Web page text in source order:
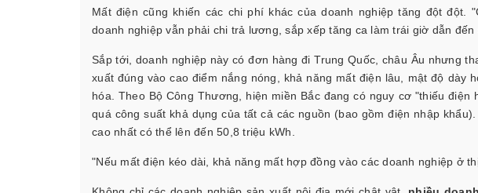
Mất điện cũng khiến các chi phí khác của doanh nghiệp tăng đột đột.
doanh nghiệp vẫn phải chi trả lương, sắp xếp tăng ca làm trái giờ dẫn đến
Sắp tới, doanh nghiệp này có đơn hàng đi Trung Quốc, châu Âu nhưng
xuất đúng vào cao điểm nắng nóng, khả năng mất điện lâu, mật độ dày
hóa. Theo Bộ Công Thương, hiện miền Bắc đang có nguy cơ "thiếu
quá công suất khả dụng của tất cả các nguồn (bao gồm điện nhập
cao nhất có thể lên đến 50,8 triệu kWh.
"Nếu mất điện kéo dài, khả năng mất hợp đồng vào các doanh nghiệp ở